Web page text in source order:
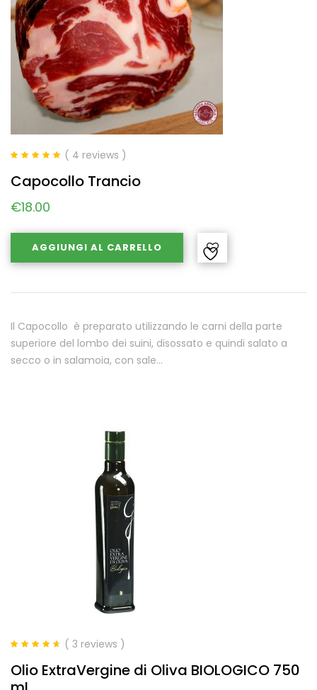
su 5
( 4 reviews )
Capocollo Trancio
€18.00
AGGIUNGI AL CARRELLO
Il Capocollo è preparato utilizzando le carni della parte
superiore del lombo dei suini, disossato e quindi salato a
secco o in salamoia, con sale…
su 5
( 3 reviews )
Olio ExtraVergine di Oliva BIOLOGICO 750